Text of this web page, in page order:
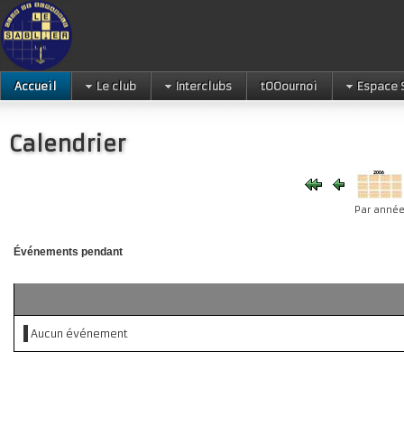
Accueil Le club Interclubs tOOournoi Espace
Calendrier
Par année
Événements pendant
Aucun événement